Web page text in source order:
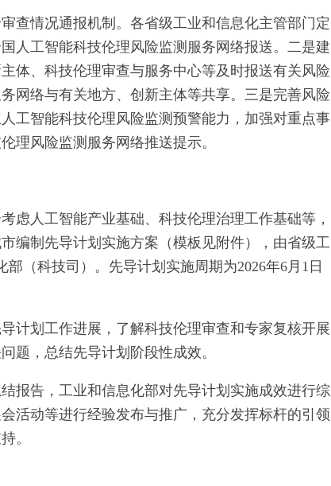
查情况通报机制。各省级工业和信息化主管部门定
人工智能科技伦理风险监测服务网络报送。二是建
体、科技伦理审查与服务中心等及时报送有关风险
网络与有关地方、创新主体等共享。三是完善风险
工智能科技伦理风险监测预警能力，加强对重点事
理风险监测服务网络推送提示。
虑人工智能产业基础、科技伦理治理工作基础等，
编制先导计划实施方案（模板见附件），由省级工
（科技司）。先导计划实施周期为2026年6月1日
计划工作进展，了解科技伦理审查和专家复核开展
题，总结先导计划阶段性成效。
报告，工业和信息化部对先导计划实施成效进行综
活动等进行经验发布与推广，充分发挥标杆的引领
。